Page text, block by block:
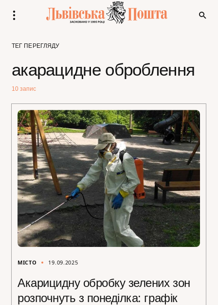
ТЕГ ПЕРЕГЛЯДУ
акарацидне оброблення
10 запис
МІСТО 19.09.2025
Акарицидну обробку зелених зон
розпочнуть з понеділка: графік